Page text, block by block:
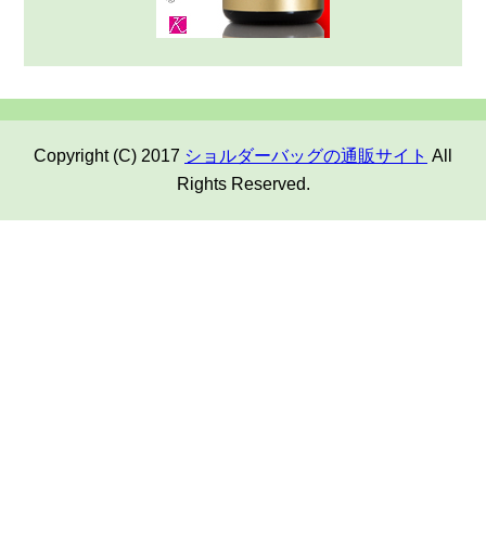
Copyright (C) 2017 ショルダーバッグの通販サイト All
Rights Reserved.